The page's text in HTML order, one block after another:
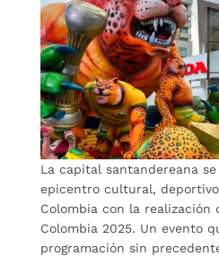
La capital santandereana
epicentro cultural,
Colombia con la realización
Colombia 2025. Un evento
programación sin